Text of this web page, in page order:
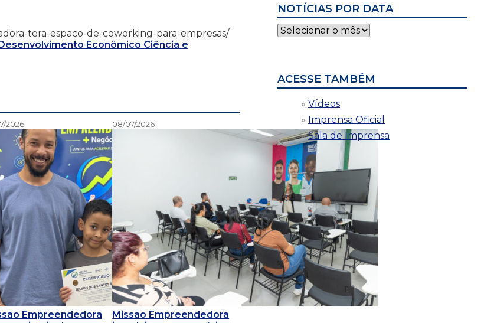
tera-espaco-de-coworking-para-empresas/
Econômico Ciência e
2026
Empreendedora
08/07/2026
Missão Empreendedora
NOTÍCIAS POR DATA
Notícias
por
ACESSE TAMBÉM
Vídeos
Imprensa Oficial
Sala de Imprensa